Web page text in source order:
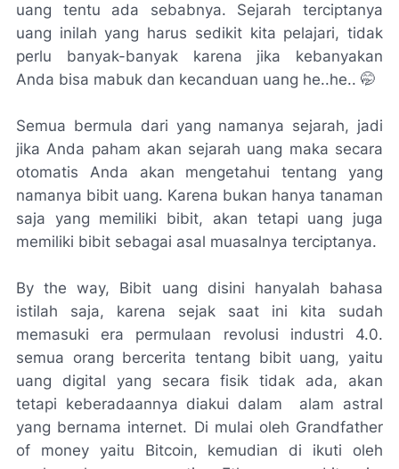
uang tentu ada sebabnya. Sejarah terciptanya
uang inilah yang harus sedikit kita pelajari, tidak
perlu banyak-banyak karena jika kebanyakan
Anda bisa mabuk dan kecanduan uang he..he.. 🤭
Semua bermula dari yang namanya sejarah, jadi
jika Anda paham akan sejarah uang maka secara
otomatis Anda akan mengetahui tentang yang
namanya bibit uang. Karena bukan hanya tanaman
saja yang memiliki bibit, akan tetapi uang juga
memiliki bibit sebagai asal muasalnya terciptanya.
By the way, Bibit uang disini hanyalah bahasa
istilah saja, karena sejak saat ini kita sudah
memasuki era permulaan revolusi industri 4.0.
semua orang bercerita tentang bibit uang, yaitu
uang digital yang secara fisik tidak ada, akan
tetapi keberadaannya diakui dalam alam astral
yang bernama internet. Di mulai oleh Grandfather
of money yaitu Bitcoin, kemudian di ikuti oleh